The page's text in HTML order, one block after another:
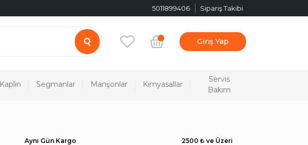
5011899406 Sipariş Takibi
Giriş Yap
Kaplin Segmanlar Manşonlar Kimyasallar
Servis
Bakım
Aynı Gün Kargo
2500 ₺ ve Üzeri